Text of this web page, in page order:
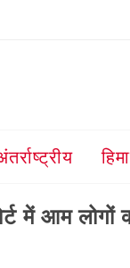
में आम लोगों